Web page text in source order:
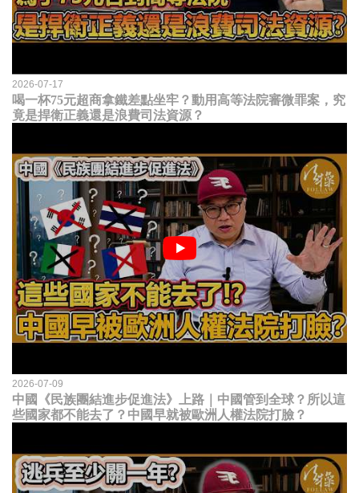
2026-07-17
喝一杯75元超商拿鐵差點坐牢？動用高等法院審微罪案，究
竟是捍衛正義還是浪費司法資源？
2026-07-09
中國《民族團結進步促進法》上路｜中國管到全球？所以這
些國家都不能去了？中國早就被歐洲人權法院打臉？